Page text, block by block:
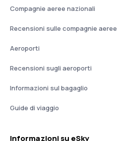
Compagnie aeree nazionali
Recensioni sulle compagnie aeree
Aeroporti
Recensioni sugli aeroporti
Informazioni sul bagaglio
Guide di viaggio
Informazioni su eSky